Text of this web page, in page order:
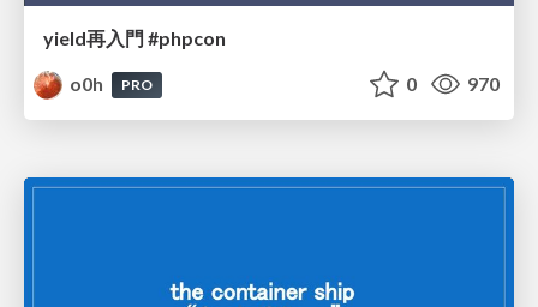
yield再入門 #phpcon
o0h
PRO 0 970